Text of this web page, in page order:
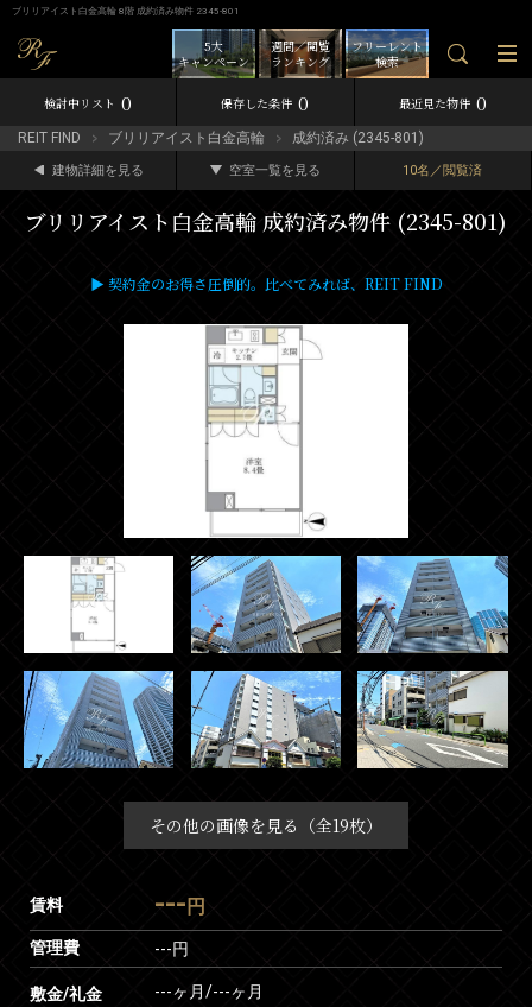
ブリリアイスト白金高輪 8階 成約済み物件 2345-801
フリーレント
検索
週間／閲覧
ランキング
5大
キャンペーン
検討中リスト 0 保存した条件 0 最近見た物件 0
REIT FIND ブリリアイスト白金高輪 成約済み (2345-801)
建物詳細を見る 空室一覧を見る 10名／閲覧済
ブリリアイスト白金高輪 成約済み物件 (2345-801)
▶ 契約金のお得さ圧倒的。比べてみれば、REIT FIND
その他の画像を見る（全19枚）
賃料 --- 円
管理費 ---円
敷金/礼金 ---ヶ月/---ヶ月